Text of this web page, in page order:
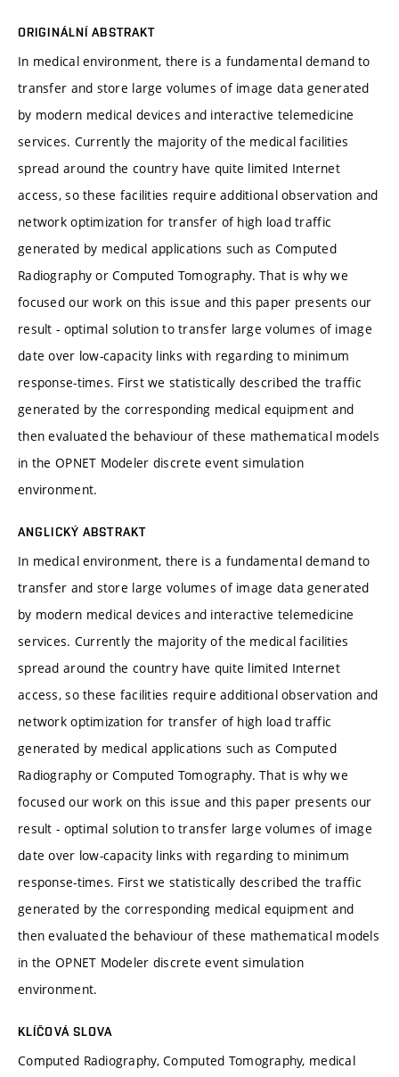
ORIGINÁLNÍ ABSTRAKT
In medical environment, there is a fundamental demand to
transfer and store large volumes of image data generated
by modern medical devices and interactive telemedicine
services. Currently the majority of the medical facilities
spread around the country have quite limited Internet
access, so these facilities require additional observation and
network optimization for transfer of high load traffic
generated by medical applications such as Computed
Radiography or Computed Tomography. That is why we
focused our work on this issue and this paper presents our
result - optimal solution to transfer large volumes of image
date over low-capacity links with regarding to minimum
response-times. First we statistically described the traffic
generated by the corresponding medical equipment and
then evaluated the behaviour of these mathematical models
in the OPNET Modeler discrete event simulation
environment.
ANGLICKÝ ABSTRAKT
In medical environment, there is a fundamental demand to
transfer and store large volumes of image data generated
by modern medical devices and interactive telemedicine
services. Currently the majority of the medical facilities
spread around the country have quite limited Internet
access, so these facilities require additional observation and
network optimization for transfer of high load traffic
generated by medical applications such as Computed
Radiography or Computed Tomography. That is why we
focused our work on this issue and this paper presents our
result - optimal solution to transfer large volumes of image
date over low-capacity links with regarding to minimum
response-times. First we statistically described the traffic
generated by the corresponding medical equipment and
then evaluated the behaviour of these mathematical models
in the OPNET Modeler discrete event simulation
environment.
KLÍČOVÁ SLOVA
Computed Radiography, Computed Tomography, medical